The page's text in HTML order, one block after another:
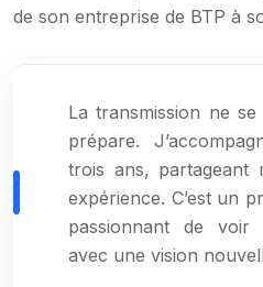
de son entreprise de BTP à
La transmission ne
prépare.
trois ans, partageant
expérience. C’est un
passionnant de voir
avec une vision